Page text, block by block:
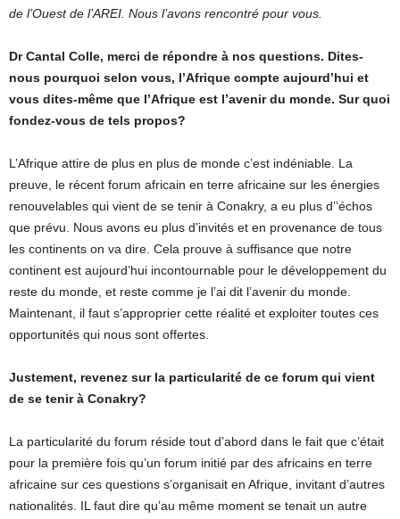
de l’Ouest de l’AREI. Nous l’avons rencontré pour vous.
Dr Cantal Colle, merci de répondre à nos questions. Dites-
nous pourquoi selon vous, l’Afrique compte aujourd’hui et
vous dites-même que l’Afrique est l’avenir du monde. Sur quoi
fondez-vous de tels propos?
L’Afrique attire de plus en plus de monde c’est indéniable. La
preuve, le récent forum africain en terre africaine sur les énergies
renouvelables qui vient de se tenir à Conakry, a eu plus d’’échos
que prévu. Nous avons eu plus d’invités et en provenance de tous
les continents on va dire. Cela prouve à suffisance que notre
continent est aujourd’hui incontournable pour le développement du
reste du monde, et reste comme je l’ai dit l’avenir du monde.
Maintenant, il faut s’approprier cette réalité et exploiter toutes ces
opportunités qui nous sont offertes.
Justement, revenez sur la particularité de ce forum qui vient
de se tenir à Conakry?
La particularité du forum réside tout d’abord dans le fait que c’était
pour la première fois qu’un forum initié par des africains en terre
africaine sur ces questions s’organisait en Afrique, invitant d’autres
nationalités. IL faut dire qu’au même moment se tenait un autre